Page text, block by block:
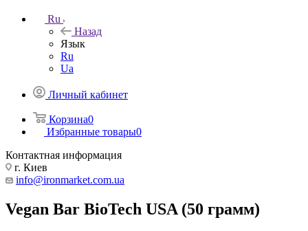
Ru
Назад
Язык
Ru
Ua
Личный кабинет
Корзина0
Избранные товары0
Контактная информация
г. Киев
info@ironmarket.com.ua
Vegan Bar BioTech USA (50 грамм)